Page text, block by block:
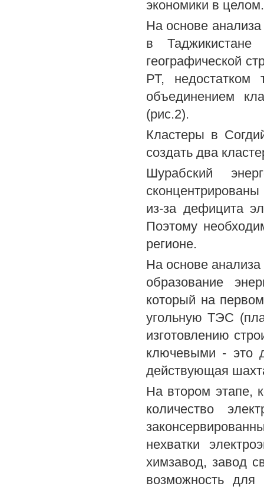
экономики в целом.
На основе анализа
в Таджикистане
географической
РТ, недостатком
объединением
(рис.2).
Кластеры в
создать два
Шурабский
из-за дефицита
Поэтому
регионе.
На основе анализа
образование
который на
угольную ТЭС
изготовлению
ключевыми - это
действующая
На втором этапе,
количество
нехватки
химзавод, завод
возможность для